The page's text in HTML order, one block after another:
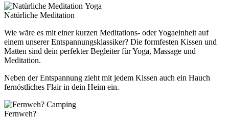
Yoga
Natürliche Meditation
Wie wäre es mit einer kurzen Meditations- oder Yogaeinheit auf
einem unserer Entspannungsklassiker? Die formfesten Kissen und
Matten sind dein perfekter Begleiter für Yoga, Massage und
Meditation.
Neben der Entspannung zieht mit jedem Kissen auch ein Hauch
fernöstliches Flair in dein Heim ein.
Camping
Fernweh?